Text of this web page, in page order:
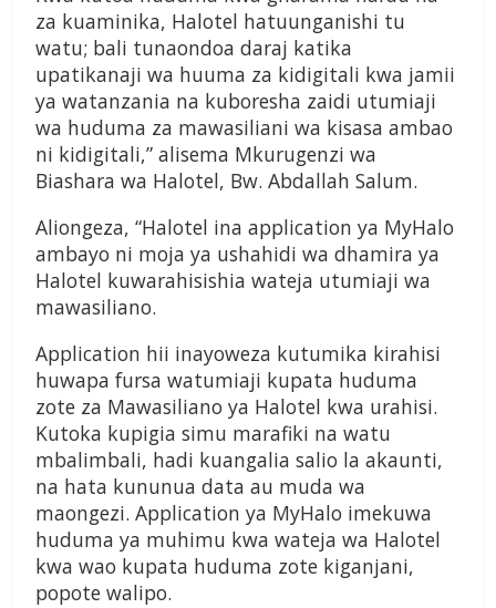
za kuaminika, Halotel hatuunganishi tu
watu; bali tunaondoa daraj katika
upatikanaji wa huuma za kidigitali kwa jamii
ya watanzania na kuboresha zaidi utumiaji
wa huduma za mawasiliani wa kisasa ambao
ni kidigitali,” alisema Mkurugenzi wa
Biashara wa Halotel, Bw. Abdallah Salum.
Aliongeza, “Halotel ina application ya MyHalo
ambayo ni moja ya ushahidi wa dhamira ya
Halotel kuwarahisishia wateja utumiaji wa
mawasiliano.
Application hii inayoweza kutumika kirahisi
huwapa fursa watumiaji kupata huduma
zote za Mawasiliano ya Halotel kwa urahisi.
Kutoka kupigia simu marafiki na watu
mbalimbali, hadi kuangalia salio la akaunti,
na hata kununua data au muda wa
maongezi. Application ya MyHalo imekuwa
huduma ya muhimu kwa wateja wa Halotel
kwa wao kupata huduma zote kiganjani,
popote walipo.